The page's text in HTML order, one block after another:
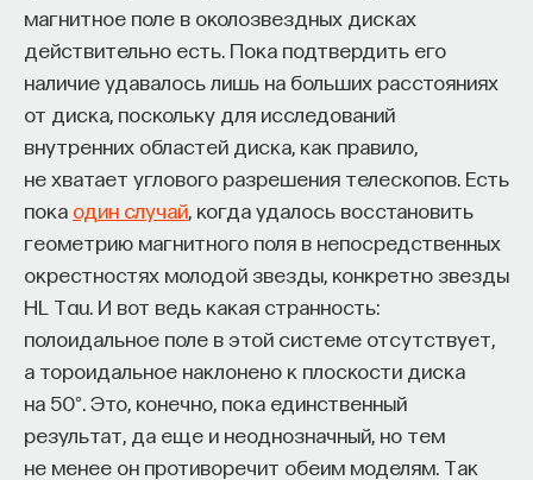
магнитное поле в околозвездных дисках
действительно есть. Пока подтвердить его
наличие удавалось лишь на больших расстояниях
от диска, поскольку для исследований
внутренних областей диска, как правило,
не хватает углового разрешения телескопов. Есть
пока один случай , когда удалось восстановить
геометрию магнитного поля в непосредственных
окрестностях молодой звезды, конкретно звезды
HL Tau. И вот ведь какая странность:
полоидальное поле в этой системе отсутствует,
а тороидальное наклонено к плоскости диска
на 50°. Это, конечно, пока единственный
результат, да еще и неоднозначный, но тем
не менее он противоречит обеим моделям. Так